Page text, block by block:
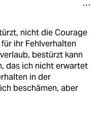
nicht die Courage
ihr Fehlverhalten
bestürzt kann
das ich nicht erwartet
in der
beschämen, aber